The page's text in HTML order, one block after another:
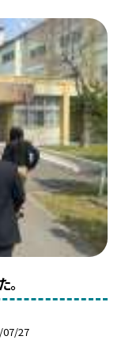
07/27